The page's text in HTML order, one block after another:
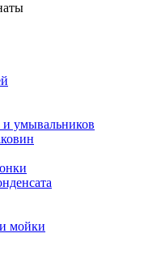
умывальников
мойки